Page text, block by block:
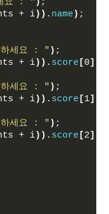
+ i)) . name ) ;
하세요 : " ) ;
+ i)) . score [0])
하세요 : " ) ;
+ i)) . score [1])
하세요 : " ) ;
+ i)) . score [2])